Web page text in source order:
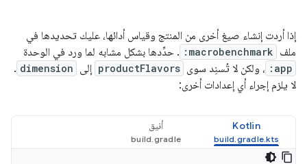
إذا أردت إنشاء صيغ أخرى من المنتج وقياس أدائها، عليك تحديدها في
ملف :macrobenchmark . حدِّدها بشكل مشابه لما ورد في الوحدة
:app ، ولكن لا تُسنِد سوى productFlavors إلى dimension
.
لا يلزم إجراء أي إعدادات أخرى:
Kotlin أنيق